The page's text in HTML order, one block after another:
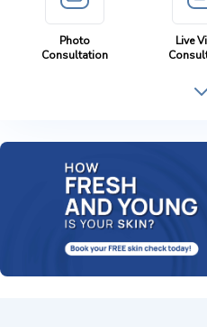
Photo
Consultation
Live